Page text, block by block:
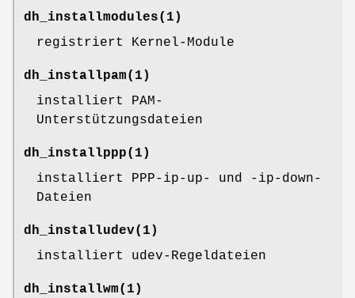
dh_installmodules(1)
registriert Kernel-Module
dh_installpam(1)
installiert PAM-
Unterstützungsdateien
dh_installppp(1)
installiert PPP-ip-up- und -ip-down-
Dateien
dh_installudev(1)
installiert udev-Regeldateien
dh_installwm(1)